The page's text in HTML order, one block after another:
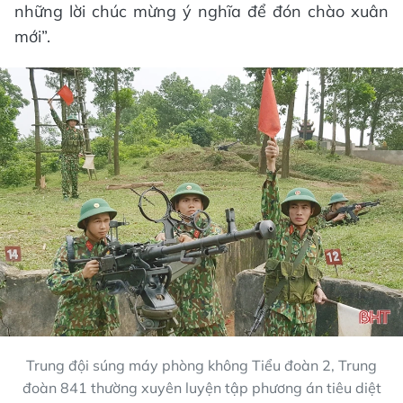
những lời chúc mừng ý nghĩa để đón chào xuân
mới”.
Trung đội súng máy phòng không Tiểu đoàn 2, Trung
đoàn 841 thường xuyên luyện tập phương án tiêu diệt